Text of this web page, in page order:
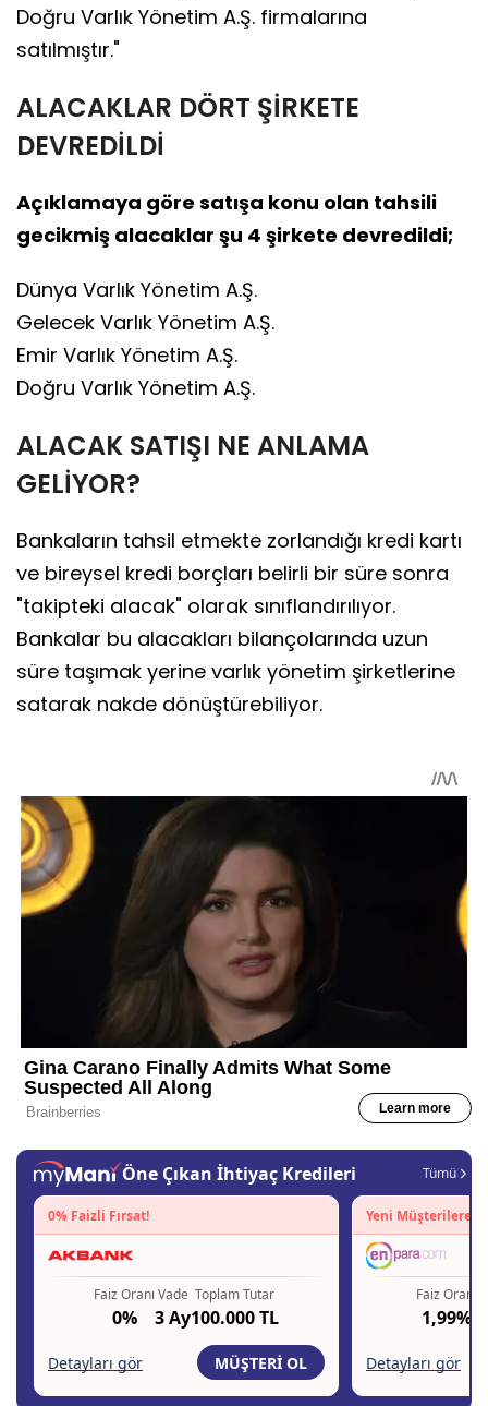
Doğru Varlık Yönetim A.Ş. firmalarına
satılmıştır."
ALACAKLAR DÖRT ŞİRKETE
DEVREDİLDİ
Açıklamaya göre satışa konu olan tahsili
gecikmiş alacaklar şu 4 şirkete devredildi;
Dünya Varlık Yönetim A.Ş.
Gelecek Varlık Yönetim A.Ş.
Emir Varlık Yönetim A.Ş.
Doğru Varlık Yönetim A.Ş.
ALACAK SATIŞI NE ANLAMA
GELİYOR?
Bankaların tahsil etmekte zorlandığı kredi kartı
ve bireysel kredi borçları belirli bir süre sonra
"takipteki alacak" olarak sınıflandırılıyor.
Bankalar bu alacakları bilançolarında uzun
süre taşımak yerine varlık yönetim şirketlerine
satarak nakde dönüştürebiliyor.